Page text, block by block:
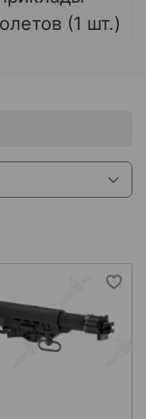
(1 шт.)